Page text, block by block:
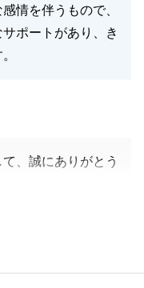
情を伴うもので、
ポートがあり、き
、誠にありがとう
ありましたが、
こそ、無事にお引
おります。